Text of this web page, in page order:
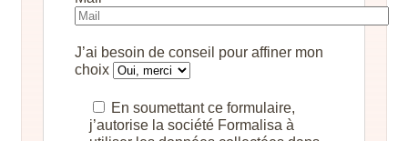
J’ai besoin de conseil pour affiner mon
choix
En soumettant ce formulaire,
j’autorise la société Formalisa à